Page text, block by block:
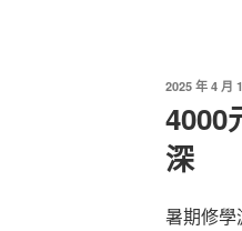
發
於
2025 年 4 月
4000
深
暑期修學